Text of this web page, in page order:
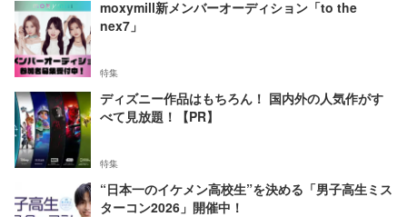
moxymill新メンバーオーディション「to the
nex7」
特集
ディズニー作品はもちろん！ 国内外の人気作がす
べて見放題！【PR】
特集
“日本一のイケメン高校生”を決める「男子高生ミス
ターコン2026」開催中！